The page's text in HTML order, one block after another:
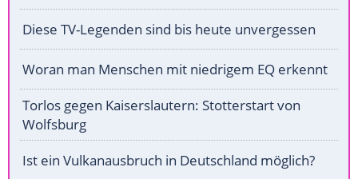
Diese TV-Legenden sind bis heute unvergessen
Woran man Menschen mit niedrigem EQ erkennt
Torlos gegen Kaiserslautern: Stotterstart von
Wolfsburg
Ist ein Vulkanausbruch in Deutschland möglich?